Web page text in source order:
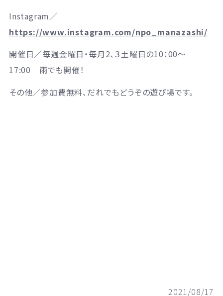
Instagram／
https://www.instagram.com/npo_manazashi/
開催日／毎週金曜日・毎月2、３土曜日の10：00～
17:00 雨でも開催！
その他／参加費無料、だれでもどうぞの遊び場です。
2021/08/17